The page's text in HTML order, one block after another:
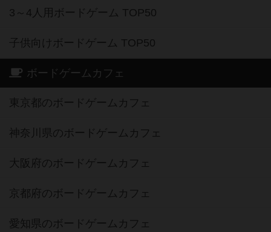
3～4人用ボードゲーム TOP50
子供向けボードゲーム TOP50
ボードゲームカフェ
東京都のボードゲームカフェ
神奈川県のボードゲームカフェ
大阪府のボードゲームカフェ
京都府のボードゲームカフェ
愛知県のボードゲームカフェ